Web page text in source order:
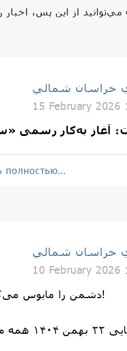
خراسان شمالي
15 February 2026
полностью…
خراسان شمالي
10 February 2026
▼دشمن را مایوس می‌کنیم!
می‌آییم